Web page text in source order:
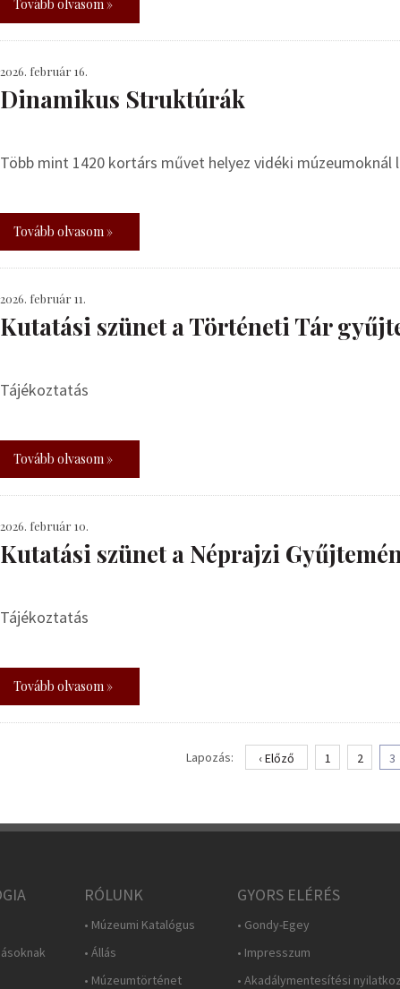
Tovább olvasom »
2026. február 16.
Dinamikus Struktúrák
Több mint 1420 kortárs művet helyez vidéki múzeumoknál
Tovább olvasom »
2026. február 11.
Kutatási szünet a Történeti Tár
Tájékoztatás
Tovább olvasom »
2026. február 10.
Kutatási szünet a Néprajzi
Tájékoztatás
Tovább olvasom »
Lapozás: ‹ Előző 1 2 3
RÓLUNK
• Múzeumi Katalógus
• Állás
• Múzeumtörténet
GYORS ELÉRÉS
• Gondy-Egey
• Impresszum
• Akadálymentesítési